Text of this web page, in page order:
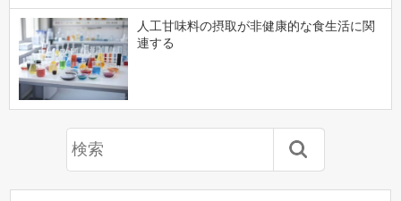
人工甘味料の摂取が非健康的な食生活に関
連する